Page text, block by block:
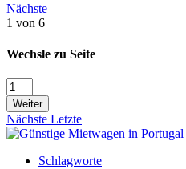
Nächste
1 von 6
Wechsle zu Seite
Weiter
Nächste Letzte
Schlagworte